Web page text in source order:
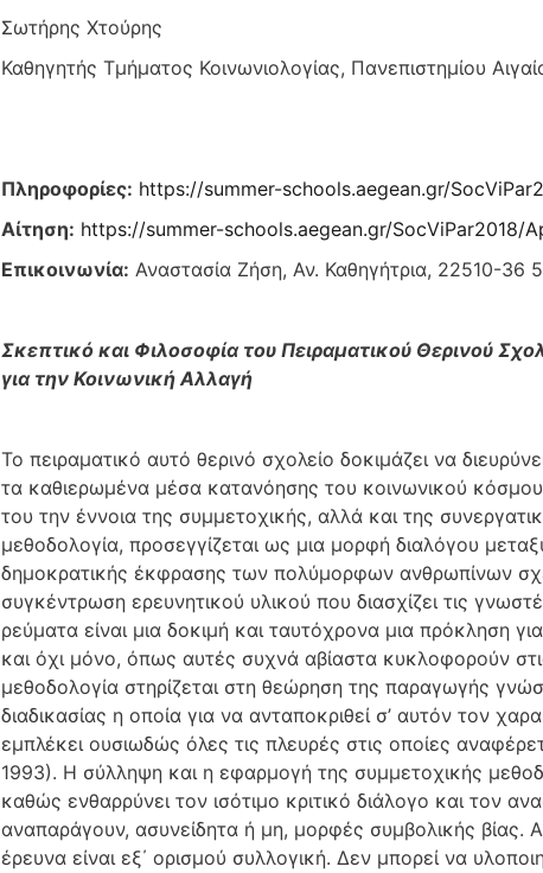
Σωτήρης Χτούρης
Καθηγητής Τμήματος Κοινωνιολογίας, Πανεπιστημίου
Πληροφορίες: https://summer-schools.aegean.gr/
Αίτηση: https://summer-schools.aegean.gr/SocViPar2018/
Επικοινωνία: Αναστασία Ζήση, Αν. Καθηγήτρια, 22510-36
Σκεπτικό και Φιλοσοφία του Πειραματικού Θερινού
για την Κοινωνική Αλλαγή
Το πειραματικό αυτό θερινό σχολείο δοκιμάζει να
τα καθιερωμένα μέσα κατανόησης του κοινωνικού
του την έννοια της συμμετοχικής, αλλά και της
μεθοδολογία, προσεγγίζεται ως μια μορφή διαλόγου
δημοκρατικής έκφρασης των πολύμορφων ανθρωπίνων
συγκέντρωση ερευνητικού υλικού που διασχίζει τις
ρεύματα είναι μια δοκιμή και ταυτόχρονα μια πρόκληση
και όχι μόνο, όπως αυτές συχνά αβίαστα κυκλοφορούν
μεθοδολογία στηρίζεται στη θεώρηση της παραγωγής
διαδικασίας η οποία για να ανταποκριθεί σ’ αυτόν τον
εμπλέκει ουσιωδώς όλες τις πλευρές στις οποίες
1993). Η σύλληψη και η εφαρμογή της συμμετοχικής
καθώς ενθαρρύνει τον ισότιμο κριτικό διάλογο και τον
αναπαράγουν, ασυνείδητα ή μη, μορφές συμβολικής βίας.
έρευνα είναι εξ΄ ορισμού συλλογική. Δεν μπορεί να